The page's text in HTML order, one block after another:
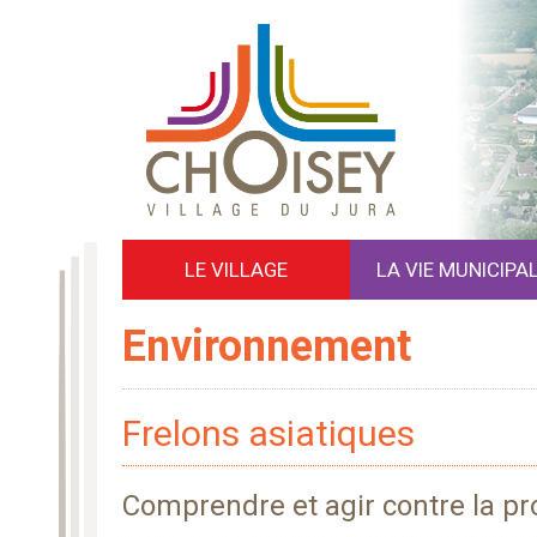
LE VILLAGE LA VIE
Environnement
Frelons asiatiques
Comprendre et agir contre la